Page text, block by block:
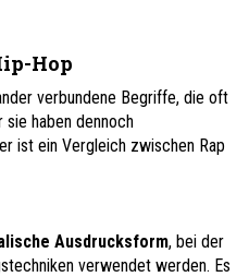
Hop
verbundene Begriffe, die oft
haben dennoch
ist ein Vergleich zwischen Rap
Ausdrucksform, bei der
verwendet werden. Es